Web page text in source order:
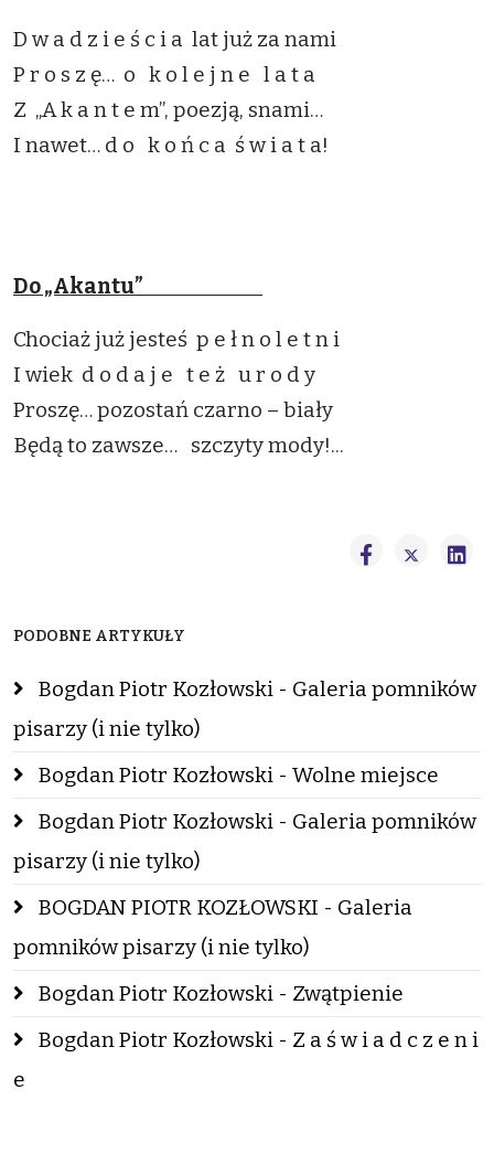
D w a d z i e ś c i a lat już za nami
P r o s z ę… o k o l e j n e l a t a
Z „A k a n t e m”, poezją, snami…
I nawet… d o k o ń c a ś w i a t a!
Do „Akantu”
Chociaż już jesteś p e ł n o l e t n i
I wiek d o d a j e t e ż u r o d y
Proszę… pozostań czarno – biały
Będą to zawsze… szczyty mody!...
PODOBNE ARTYKUŁY
Bogdan Piotr Kozłowski - Galeria pomników
pisarzy (i nie tylko)
Bogdan Piotr Kozłowski - Wolne miejsce
Bogdan Piotr Kozłowski - Galeria pomników
pisarzy (i nie tylko)
BOGDAN PIOTR KOZŁOWSKI - Galeria
pomników pisarzy (i nie tylko)
Bogdan Piotr Kozłowski - Zwątpienie
Bogdan Piotr Kozłowski - Z a ś w i a d c z e n i
e